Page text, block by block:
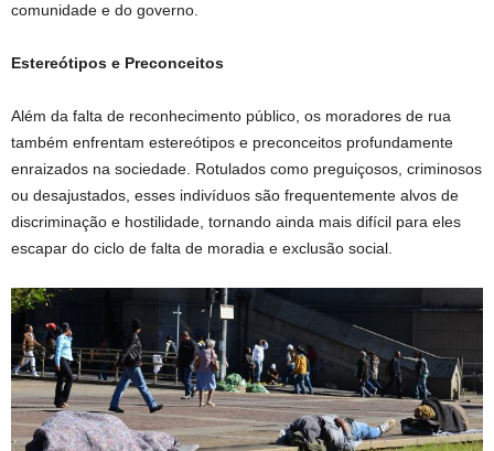
comunidade e do governo.
Estereótipos e Preconceitos
Além da falta de reconhecimento público, os moradores de rua
também enfrentam estereótipos e preconceitos profundamente
enraizados na sociedade. Rotulados como preguiçosos, criminosos
ou desajustados, esses indivíduos são frequentemente alvos de
discriminação e hostilidade, tornando ainda mais difícil para eles
escapar do ciclo de falta de moradia e exclusão social.